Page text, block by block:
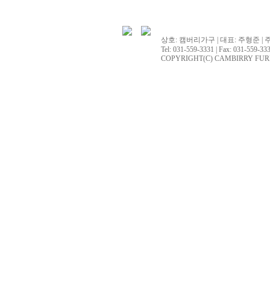
상호: 캠버리가구 | 대표: 주형준 |
Tel: 031-559-3331 | Fax: 031-559-
COPYRIGHT(C) CAMBIRRY